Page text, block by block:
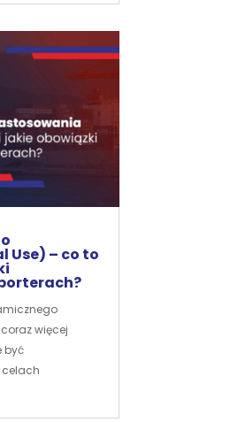
Use) – co to
więcej
być
celach